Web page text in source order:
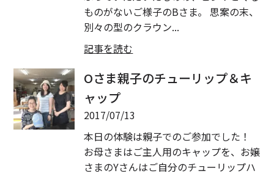
ものがないご様子のBさま。 思案の末、
別々の型のクラウン...
記事を読む
Oさま親子のチューリップ＆キ
ャップ
2017/07/13
本日の体験は親子でのご参加でした！
お母さまはご主人用のキャップを、お嬢
さまのYさんはご自分のチューリップハ